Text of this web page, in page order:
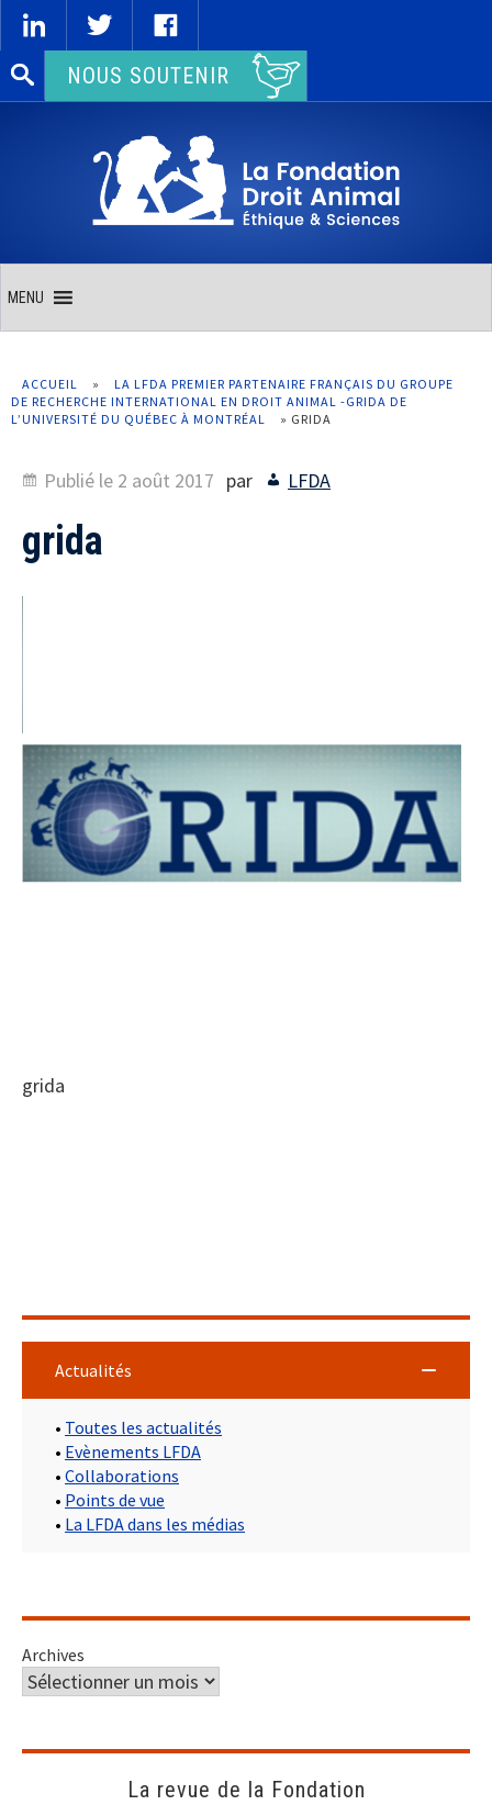
Rechercher :NOUS SOUTENIR
MENU
ACCUEIL »
LA LFDA PREMIER PARTENAIRE FRANÇAIS DU GROUPE
DE RECHERCHE INTERNATIONAL EN DROIT ANIMAL -GRIDA DE
L’UNIVERSITÉ DU QUÉBEC À MONTRÉAL
» GRIDA
Publié le 2 août 2017 par LFDA
grida
grida
Actualités
• Toutes les actualités
• Evènements LFDA
• Collaborations
• Points de vue
• La LFDA dans les médias
Archives
La revue de la Fondation